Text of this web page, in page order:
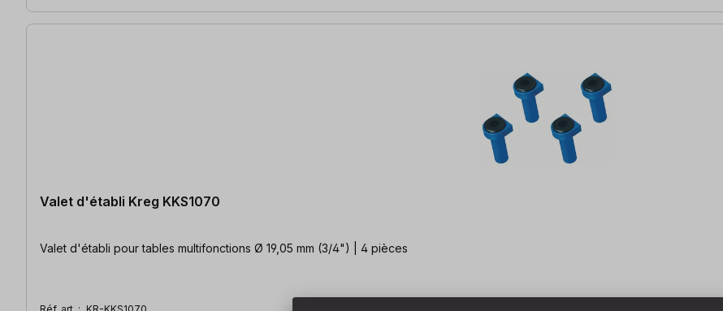
Valet d'établi Kreg KKS1070
Valet d'établi pour tables multifonctions Ø 19,05 mm (3/4") | 4 pièces
Réf. art. : KR-KKS1070